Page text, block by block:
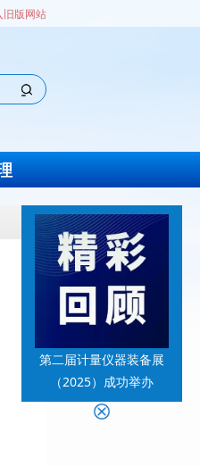
旧版网站
第二届计量仪器装备展
（2025）成功举办